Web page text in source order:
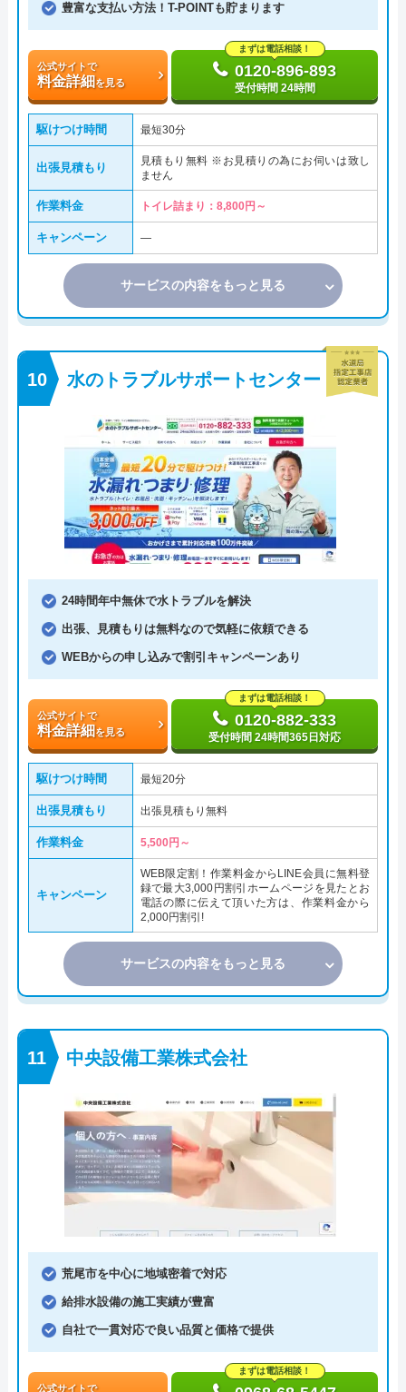
豊富な支払い方法！T-POINTも貯まります
公式サイトで
料金詳細を見る
まずは電話相談！
0120-896-893
受付時間 24時間
駆けつけ時間 最短30分
出張見積もり
見積もり無料 ※お見積りの為にお伺いは致し
ません
作業料金 トイレ詰まり：8,800円～
キャンペーン ―
サービスの内容をもっと見る
水のトラブルサポートセンター
24時間年中無休で水トラブルを解決
出張、見積もりは無料なので気軽に依頼できる
WEBからの申し込みで割引キャンペーンあり
公式サイトで
料金詳細を見る
まずは電話相談！
0120-882-333
受付時間 24時間365日対応
駆けつけ時間 最短20分
出張見積もり 出張見積もり無料
作業料金 5,500円～
キャンペーン
WEB限定割！作業料金からLINE会員に無料登
録で最大3,000円割引ホームページを見たとお
電話の際に伝えて頂いた方は、作業料金から
2,000円割引!
サービスの内容をもっと見る
中央設備工業株式会社
荒尾市を中心に地域密着で対応
給排水設備の施工実績が豊富
自社で一貫対応で良い品質と価格で提供
公式サイトで
まずは電話相談！